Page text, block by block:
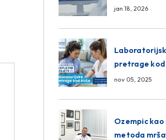
Sarajevo –
jan 18, 2026
pretrage kod
novo u
nov 05, 2025
Ozempic kao
metoda